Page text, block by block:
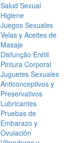
Salud Sexual
Higiene
Juegos Sexuales
Velas y Aceites de
Masaje
Disfunção Erétil
Pintura Corporal
Juguetes Sexuales
Anticonceptivos y
Preservativos
Lubricantes
Pruebas de
Embarazo y
Ovulación